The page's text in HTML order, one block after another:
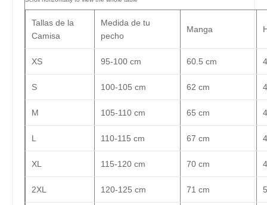
Tallas de la
Camisa
Medida de tu
pecho
Manga
XS 95-100 cm 60.5 cm
S 100-105 cm 62 cm
M 105-110 cm 65 cm
L 110-115 cm 67 cm
XL 115-120 cm 70 cm
2XL 120-125 cm 71 cm